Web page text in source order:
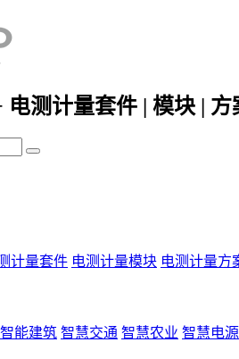
电测计量套件 | 模块 |
计量套件 电测计量模块 电测计量方
智能建筑 智慧交通 智慧农业 智慧电源